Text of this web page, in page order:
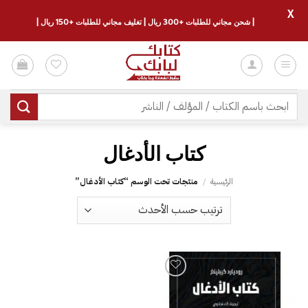
للمحتوى
البحث
عن:
كتاب الأدغال
الرئيسية / منتجات تحت الوسم “كتاب الأدغال”
| شحن مجاني للطلبات +300 ريال | تغليف مجاني للطلبات +150 ريال |
X